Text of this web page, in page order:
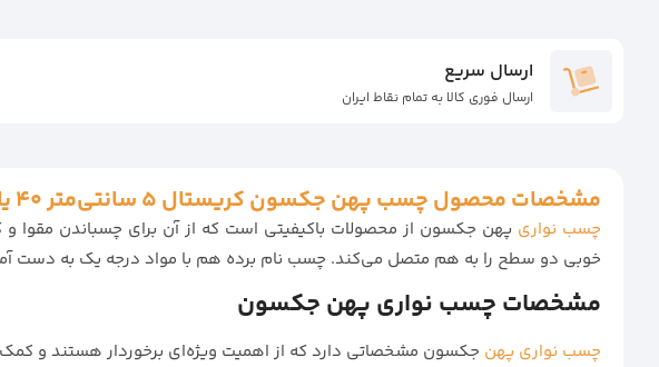
ارسال سریع
ارسال فوری کالا به تمام نقاط ایران
مشخصات محصول چسب پهن جکسون کریستال 5 سانتی‌متر 40 یارد (تعداد در کارتن: 96 حلقه)
چسب نواری پهن جکسون از محصولات باکیفیتی است که از آن برای چسباندن مقوا
خوبی دو سطح را به هم متصل می‌کند. چسب نام برده هم با مواد درجه یک به دست
مشخصات چسب نواری پهن جکسون
چسب نواری پهن جکسون مشخصاتی دارد که از اهمیت ویژه‌ای برخوردار هستند و